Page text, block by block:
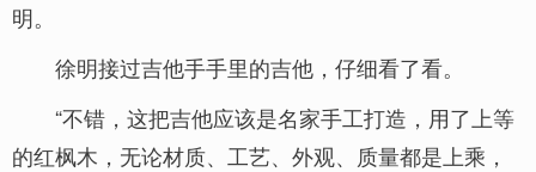
明。
徐明接过吉他手手里的吉他，仔细看了看。
“不错，这把吉他应该是名家手工打造，用了上等
的红枫木，无论材质、工艺、外观、质量都是上乘，